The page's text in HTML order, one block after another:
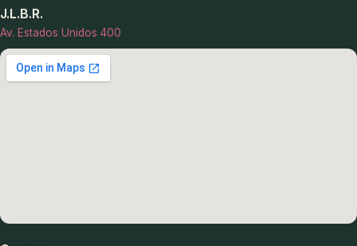
J.L.B.R.
Av. Estados Unidos 400